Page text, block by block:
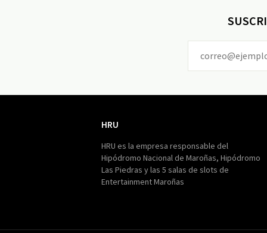
HRU
HRU es la empresa responsable del
Hipódromo Nacional de Maroñas, Hipódromo
Las Piedras y las 5 salas de slots de
Entertainment Maroñas